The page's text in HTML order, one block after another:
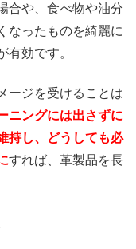
合や、食べ物や油分
なったものを綺麗に
有効です。
ージを受けることは
ニングには出さずに
持し、どうしても必
すれば、革製品を長